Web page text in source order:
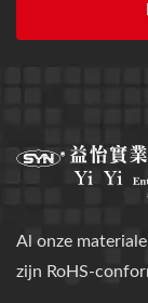
Al onze
zijn RoHS-